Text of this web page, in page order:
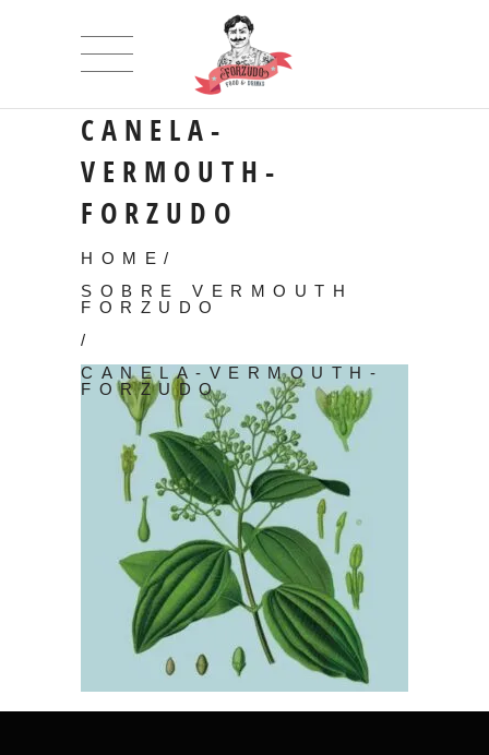
CANELA-
VERMOUTH-
FORZUDO
HOME /
SOBRE VERMOUTH
FORZUDO
/
CANELA-VERMOUTH-
FORZUDO